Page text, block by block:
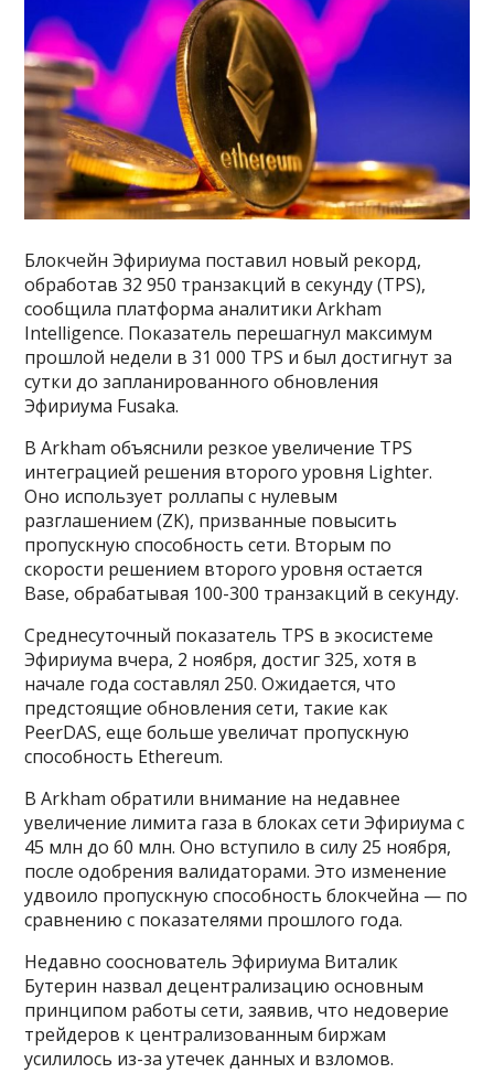
Блокчейн Эфириума поставил новый рекорд,
обработав 32 950 транзакций в секунду (TPS),
сообщила платформа аналитики Arkham
Intelligence. Показатель перешагнул максимум
прошлой недели в 31 000 TPS и был достигнут за
сутки до запланированного обновления
Эфириума Fusaka.
В Arkham объяснили резкое увеличение TPS
интеграцией решения второго уровня Lighter.
Оно использует роллапы с нулевым
разглашением (ZK), призванные повысить
пропускную способность сети. Вторым по
скорости решением второго уровня остается
Base, обрабатывая 100-300 транзакций в секунду.
Среднесуточный показатель TPS в экосистеме
Эфириума вчера, 2 ноября, достиг 325, хотя в
начале года составлял 250. Ожидается, что
предстоящие обновления сети, такие как
PeerDAS, еще больше увеличат пропускную
способность Ethereum.
В Arkham обратили внимание на недавнее
увеличение лимита газа в блоках сети Эфириума с
45 млн до 60 млн. Оно вступило в силу 25 ноября,
после одобрения валидаторами. Это изменение
удвоило пропускную способность блокчейна — по
сравнению с показателями прошлого года.
Недавно сооснователь Эфириума Виталик
Бутерин назвал децентрализацию основным
принципом работы сети, заявив, что недоверие
трейдеров к централизованным биржам
усилилось из-за утечек данных и взломов.